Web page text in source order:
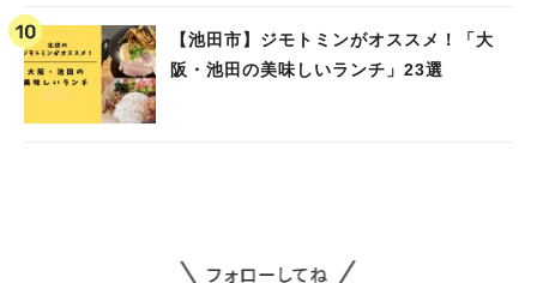
【池田市】ジモトミンがオススメ！「大
阪・池田の美味しいランチ」23選